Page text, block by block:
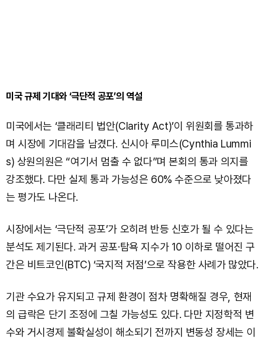
미국 규제 기대와 ‘극단적 공포’의 역설
미국에서는 ‘클래리티 법안(Clarity Act)’이 위원회를 통과하
며 시장에 기대감을 남겼다. 신시아 루미스(Cynthia Lummi
s) 상원의원은 “여기서 멈출 수 없다”며 본회의 통과 의지를
강조했다. 다만 실제 통과 가능성은 60% 수준으로 낮아졌다
는 평가도 나온다.
시장에서는 ‘극단적 공포’가 오히려 반등 신호가 될 수 있다는
분석도 제기된다. 과거 공포·탐욕 지수가 10 이하로 떨어진 구
간은 비트코인(BTC) ‘국지적 저점’으로 작용한 사례가 많았다.
기관 수요가 유지되고 규제 환경이 점차 명확해질 경우, 현재
의 급락은 단기 조정에 그칠 가능성도 있다. 다만 지정학적 변
수와 거시경제 불확실성이 해소되기 전까지 변동성 장세는 이